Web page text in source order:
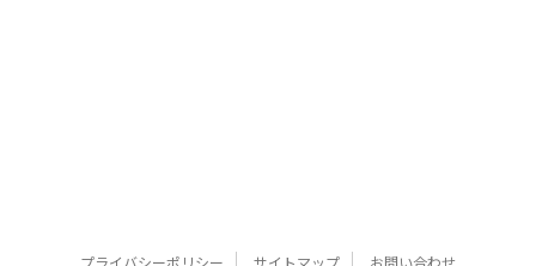
プライバシーポリシー サイトマップ お問い合わせ